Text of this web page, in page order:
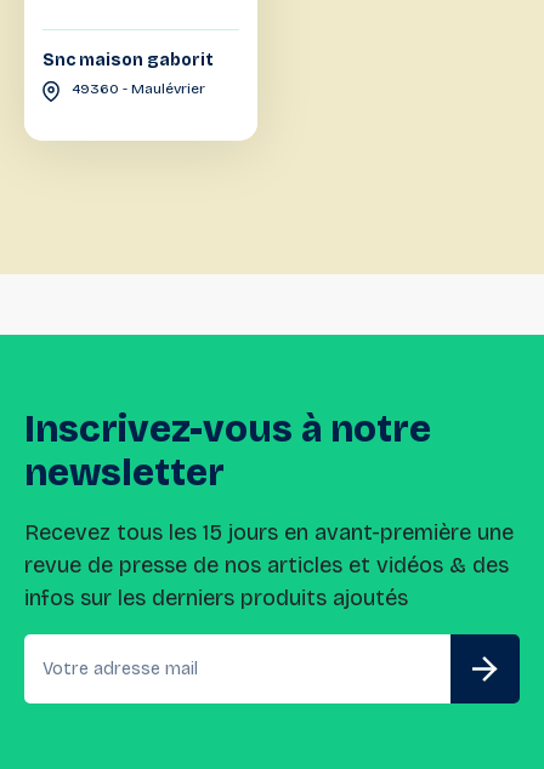
Snc maison gaborit
49360 - Maulévrier
Inscrivez-vous à notre
newsletter
Recevez tous les 15 jours en avant-première une
revue de presse de nos articles et vidéos & des
infos sur les derniers produits ajoutés